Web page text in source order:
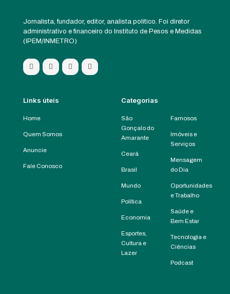
Jornalista, fundador, editor, analista político. Foi diretor
administrativo e financeiro do Instituto de Pesos e Medidas
(IPEM/INMETRO)
Links úteis
Home
Quem Somos
Anuncie
Fale Conosco
Categorias
São
Gonçalo do
Amarante
Ceará
Brasil
Mundo
Política
Economia
Esportes,
Cultura e
Lazer
Famosos
Imóveis e
Serviços
Mensagem
do Dia
Oportunidades
e Trabalho
Saúde e
Bem Estar
Tecnologia e
Ciências
Podcast